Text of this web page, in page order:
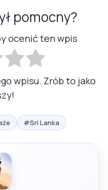
pomocny?
ocenić ten wpis
wpisu. Zrób to jako
#Sri Lanka